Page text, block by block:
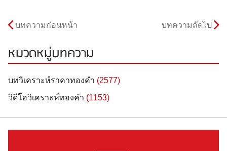
บทความก่อนหน้า บทความถัดไป
หมวดหมู่บทความ
บทวิเคราะห์ราคาทองคำ (2577)
วิดีโอวิเคราะห์ทองคำ (1153)